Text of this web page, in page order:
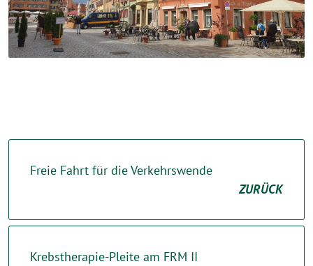
Freie Fahrt für die Verkehrswende
ZURÜCK
Krebstherapie-Pleite am FRM II